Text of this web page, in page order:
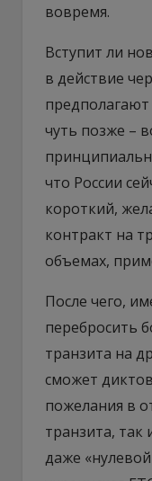
вовремя.
Вступит ли
в действие
предполагают
чуть позже –
что России
короткий,
контракт на
объемах,
После чего,
перебросить
транзита на
сможет
пожелания в
транзита, так
даже